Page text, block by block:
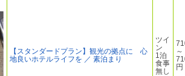
【スタンダードプラン】観光の拠点に 心
地良いホテルライフを ／ 素泊まり
ツイ
ン
1泊
食事
無し
～
円